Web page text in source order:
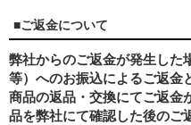
■ご返金について
弊社からのご返金が発生した
等）へのお振込によるご返金
商品の返品・交換にてご返金
品を弊社にて確認した後のご